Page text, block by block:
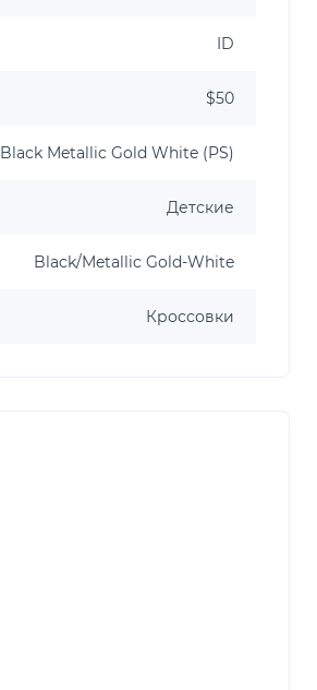
ID
$50
Black Metallic Gold White (PS)
Детские
Black/Metallic Gold-White
Кроссовки